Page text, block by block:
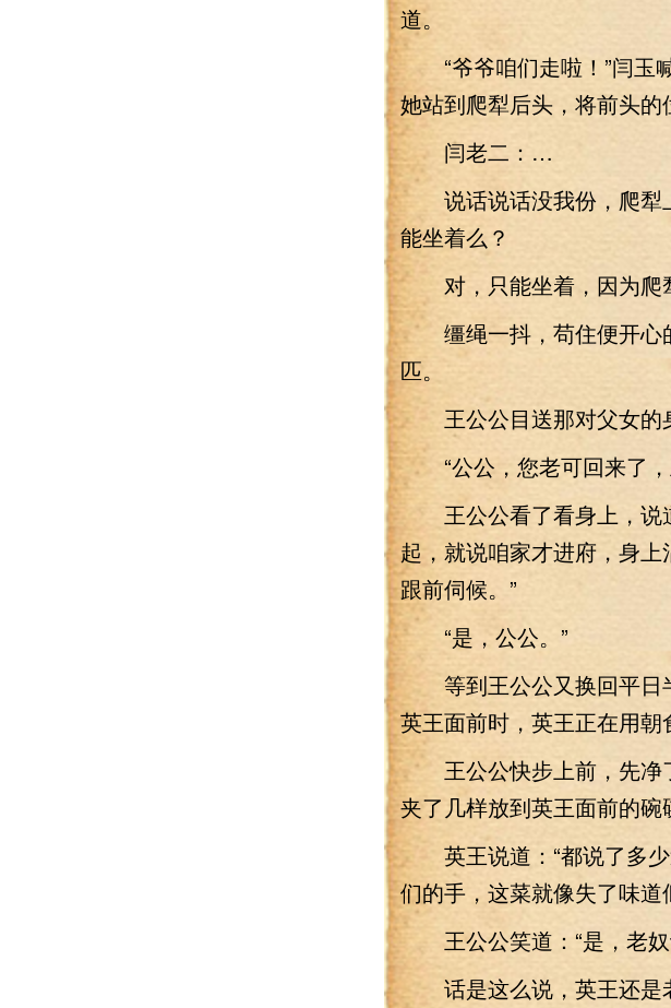
道。
“爷爷咱们走啦！”闫玉
她站到爬犁后头，将前头的
闫老二：…
说话说话没我份，爬犁上
能坐着么？
对，只能坐着，因为爬犁
缰绳一抖，苟住便开心的
匹。
王公公目送那对父女的身
“公公，您老可回来了，
王公公看了看身上，说
起，就说咱家才进府，身
跟前伺候。”
“是，公公。”
等到王公公又换回平日
英王面前时，英王正在用朝
王公公快步上前，先净了
夹了几样放到英王面前的碗
英王说道：“都说了多少
们的手，这菜就像失了味道
王公公笑道：“是，老奴
话是这么说，英王还是